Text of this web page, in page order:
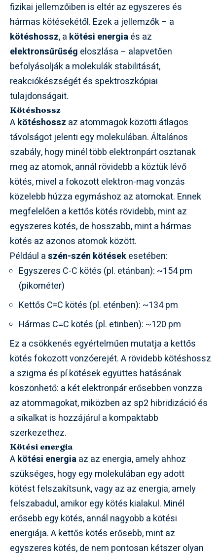
fizikai jellemzőiben is eltér az egyszeres és
hármas kötésekétől. Ezek a jellemzők – a
kötéshossz, a kötési energiaés az
elektronsűrűség eloszlása – alapvetően
befolyásolják a molekulák stabilitását,
reakciókészségét és spektroszkópiai
tulajdonságait.
Kötéshossz
Akötéshossz az atommagok közötti átlagos
távolságot jelenti egy molekulában. Általános
szabály, hogy minél több elektronpárt osztanak
meg az atomok, annál rövidebb a köztük lévő
kötés, mivel a fokozott elektron-mag vonzás
közelebb húzza egymáshoz az atomokat. Ennek
megfelelően a kettős kötés rövidebb, mint az
egyszeres kötés, de hosszabb, mint a hármas
kötés az azonos atomok között.
Például aszén-szén kötésekesetében:
Egyszeres C-C kötés (pl. etánban): ~154 pm
(pikométer)
Kettős C=C kötés (pl. eténben): ~134 pm
Hármas C≡C kötés (pl. etinben): ~120 pm
Ez a csökkenés egyértelműen mutatja a kettős
kötés fokozott vonzóerejét. A rövidebb kötéshossz
a szigma és pí kötések együttes hatásának
köszönhető: a két elektronpár erősebben vonzza
az atommagokat, miközben az sp2 hibridizáció és
a síkalkat is hozzájárul a kompaktabb
szerkezethez.
Kötési energia
Akötési energiaaz az energia, amely ahhoz
szükséges, hogy egy molekulában egy adott
kötést felszakítsunk, vagy az az energia, amely
felszabadul, amikor egy kötés kialakul. Minél
erősebb egy kötés, annál nagyobb a kötési
energiája. A kettős kötés erősebb, mint az
egyszeres kötés, de nem pontosan kétszer olyan